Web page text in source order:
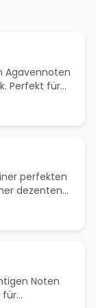
Agavennoten
Perfekt für
genießen -
perfekten
dezenten
oder
Noten
für